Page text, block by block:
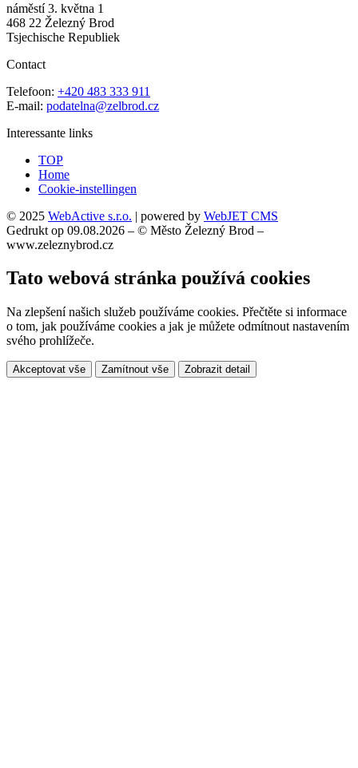
náměstí 3. května 1
468 22 Železný Brod
Tsjechische Republiek
Contact
Telefoon: +420 483 333 911
E-mail: podatelna@zelbrod.cz
Interessante links
TOP
Home
Cookie-instellingen
© 2025 WebActive s.r.o. | powered by WebJET CMS
Gedrukt op 09.08.2026 – © Město Železný Brod –
www.zeleznybrod.cz
Tato webová stránka používá cookies
Na zlepšení našich služeb používáme cookies. Přečtěte si informace
o tom, jak používáme cookies a jak je můžete odmítnout nastavením
svého prohlížeče.
Akceptovat vše Zamítnout vše Zobrazit detail